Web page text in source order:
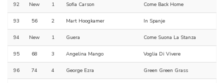
92 New 1 Sofia Carson Come Back Home
93 56 2 Mart Hoogkamer In Spanje
94 New 1 Guera Come Suona La Stanza
95 68 3 Angelina Mango Voglia Di Vivere
96 74 4 George Ezra Green Green Grass